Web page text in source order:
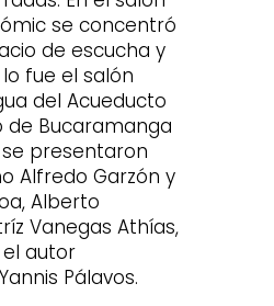
se concentró
de escucha y
fue el salón
del Acueducto
de Bucaramanga
se presentaron
Alfredo Garzón y
Alberto
Vanegas Athías,
autor
Pálavos.